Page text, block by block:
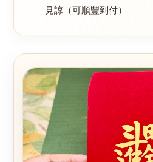
見諒（可順豐到付）